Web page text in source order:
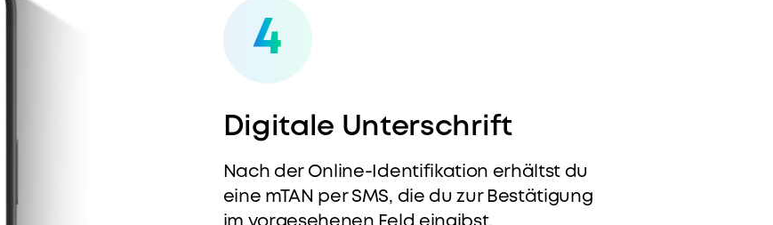
4
Digitale Unterschrift
Nach der Online-Identifikation erhältst du
eine mTAN per SMS, die du zur Bestätigung